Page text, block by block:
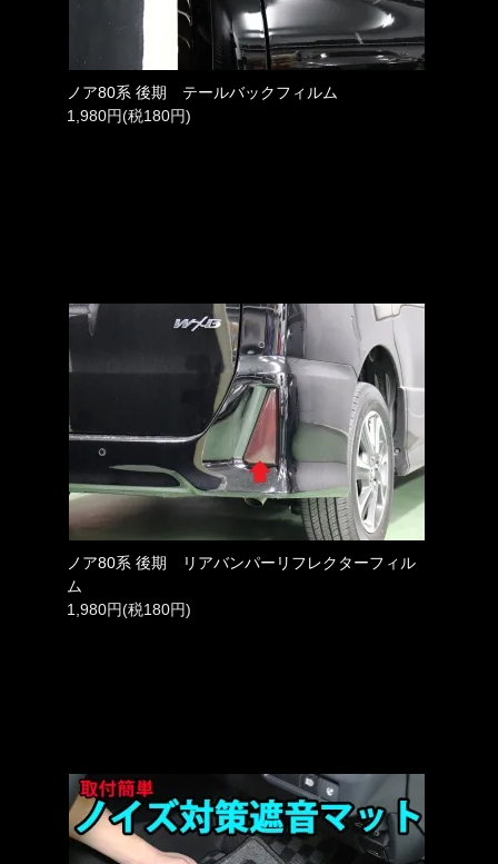
ノア80系 後期 テールバックフィルム
1,980円(税180円)
ノア80系 後期 リアバンパーリフレクターフィル
ム
1,980円(税180円)